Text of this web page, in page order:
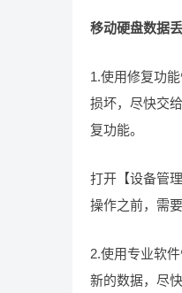
移动硬盘数据
1.使用修复功
损坏，尽快交
复功能。
打开【设备管
操作之前，需
2.使用专业软
新的数据，尽